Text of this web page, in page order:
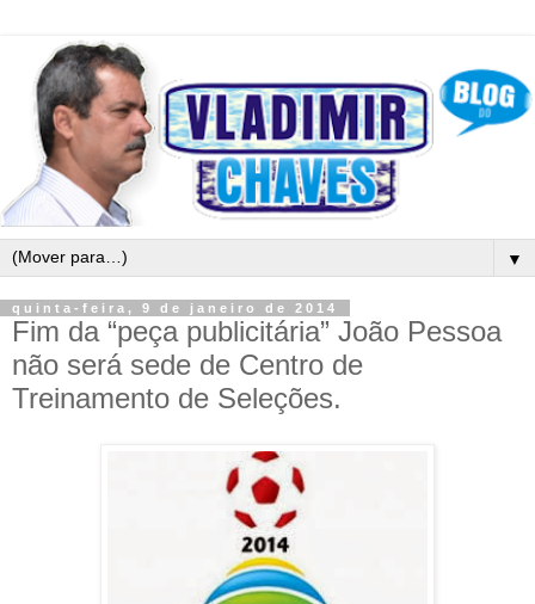
▼
quinta-feira, 9 de janeiro de 2014
Fim da “peça publicitária” João Pessoa
não será sede de Centro de
Treinamento de Seleções.